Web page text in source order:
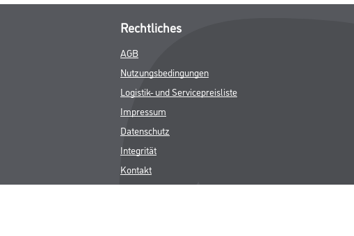
Rechtliches
AGB
Nutzungsbedingungen
Logistik- und Servicepreisliste
Impressum
Datenschutz
Integrität
Kontakt